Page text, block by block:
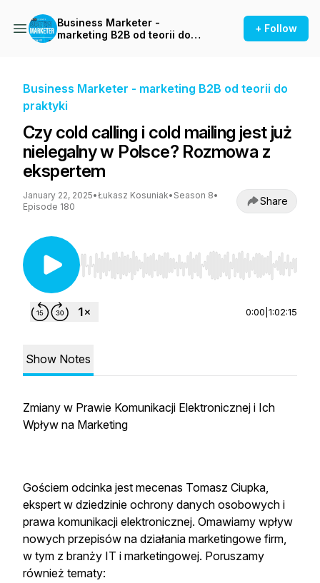
Business Marketer -
marketing B2B od teorii do
+ Follow
Business Marketer - marketing B2B od teorii do
praktyki
Czy cold calling i cold mailing jest już
nielegalny w Polsce? Rozmowa z
ekspertem
January 22, 2025•Łukasz Kosuniak• Season 8•
Episode 180
Share
Use Left/Right to seek, Home/End to jump to
0:00 1:02:15
Show Notes
Zmiany w Prawie Komunikacji Elektronicznej i Ich
Wpływ na Marketing
Gościem odcinka jest mecenas Tomasz Ciupka,
ekspert w dziedzinie ochrony danych osobowych i
prawa komunikacji elektronicznej. Omawiamy wpływ
nowych przepisów na działania marketingowe firm,
w tym z branży IT i marketingowej. Poruszamy
również tematy: